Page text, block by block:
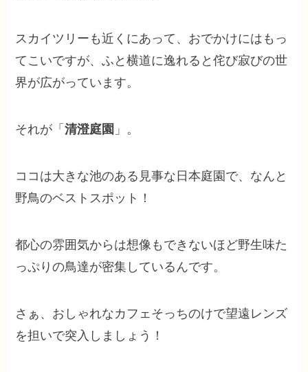
スカイツリーも近くにあって、おでかけにはもっ
てこいですが、ふと横道に逸れると侘び寂びの世
界が広がっています。
それが「清澄庭園 」。
ココは大きな池のある見事な日本庭園で、なんと
野鳥のベストスポット！
都心の雰囲気からは想像もできないほど野生味た
っぷりの鳥達が密集しているんです。
さぁ、おしゃれなカフェそっちのけで望遠レンズ
を担いで突入しましょう！